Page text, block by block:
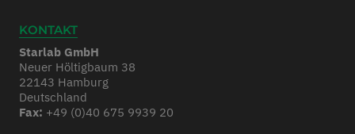
KONTAKT
Starlab GmbH
Neuer Höltigbaum 38
22143 Hamburg
Deutschland
Fax: +49 (0)40 675 9939 20